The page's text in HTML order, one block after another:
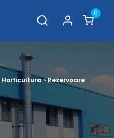
0
Horticultura»Rezervoare